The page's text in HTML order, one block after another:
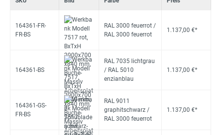
164361-FR-
FR-BS
RAL 3000 feuerrot /
RAL 3000 feuerrot
1.137,00 €*
164361-BS
RAL 7035 lichtgrau
/ RAL 5010
enzianblau
1.137,00 €*
164361-GS-
FR-BS
RAL 9011
graphitschwarz /
RAL 3000 feuerrot
1.137,00 €*